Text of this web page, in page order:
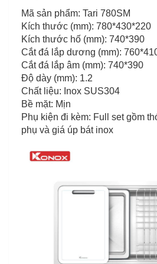
Mã sản phẩm: Tari 780SM
Kích thước (mm): 780*430*220
Kích thước hố (mm): 740*390
Cắt đá lắp dương (mm):
Cắt đá lắp âm (mm): 740*390
Độ dày (mm): 1.2
Chất liệu: Inox SUS304
Bề mặt: Mịn
Phụ kiện đi kèm: Full set gồm
phụ và giá úp bát inox